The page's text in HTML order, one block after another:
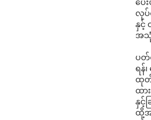
ပေ
လုပ်
နှင့်
အသုံ
ပတ်
ရန်
ထုတ်
ထာ
နှင့်
ထို့အ